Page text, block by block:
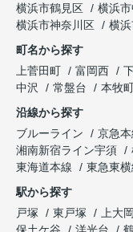
横浜市鶴見区
横浜
横浜市神奈川区
横
町名から探す
上菅田町
富岡西
中沢
常盤台 本牧
沿線から探す
ブルーライン
京急本
湘南新宿ライン宇須
東海道本線
東急東横
駅から探す
戸塚
東戸塚 上大岡